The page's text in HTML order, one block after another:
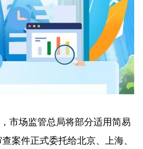
市场监管总局将部分适用简易
案件正式委托给北京、上海、